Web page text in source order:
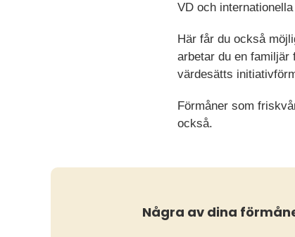
VD och
Här får du också
arbetar du en familjär
värdesätts
Förmåner som
också.
Några av dina